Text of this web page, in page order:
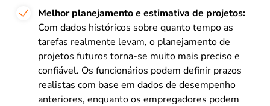
Melhor planejamento e estimativa de projetos:
Com dados históricos sobre quanto tempo as
tarefas realmente levam, o planejamento de
projetos futuros torna-se muito mais preciso e
confiável. Os funcionários podem definir prazos
realistas com base em dados de desempenho
anteriores, enquanto os empregadores podem